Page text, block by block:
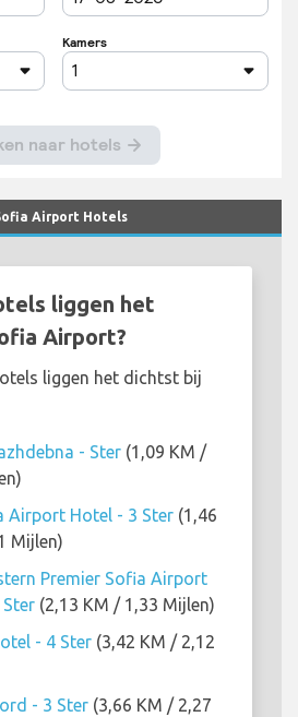
Airport Hotels
liggen het
Airport?
liggen het dichtst bij
- Ster (1,09 KM /
Airport Hotel - 3 Ster (1,46
Mijlen)
Premier Sofia Airport
(2,13 KM / 1,33 Mijlen)
- 4 Ster (3,42 KM / 2,12
- 3 Ster (3,66 KM / 2,27